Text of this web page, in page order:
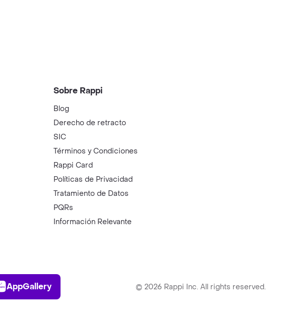
Sobre Rappi
Blog
Derecho de retracto
SIC
Términos y Condiciones
Rappi Card
Políticas de Privacidad
Tratamiento de Datos
PQRs
Información Relevante
AppGallery
AppGallery © 2026 Rappi Inc. All rights reserved.